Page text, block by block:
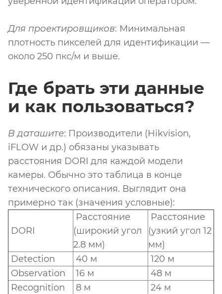
Для проектировщиков: Минимальная
плотность пикселей для идентификации —
около 250 пкс/м и выше.
Где брать эти данные
и как пользоваться?
В даташите: Производители (Hikvision,
iFLOW и др.) обязаны указывать
расстояния DORI для каждой модели
камеры. Обычно это таблица в конце
технического описания. Выглядит она
примерно так (значения условные):
DORI
Расстояние
(широкий угол
2.8 мм)
Расстояние
(узкий угол 12
мм)
Detection
40 м
120 м
Observation
16 м
48 м
Recognition
8 м
24 м